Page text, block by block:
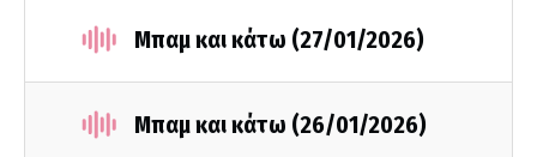
Μπαμ και κάτω (27/01/2026)
Μπαμ και κάτω (26/01/2026)